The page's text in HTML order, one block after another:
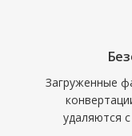
Загруженные
удаляются